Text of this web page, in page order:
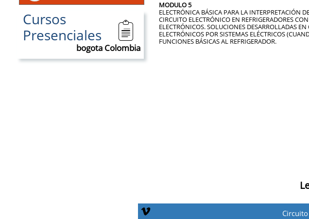
Cursos
Presenciales
bogota Colombia

MODULO 5
ELECTRÓNICA BÁSICA PARA LA INTERPRETACIÓN
CIRCUITO ELECTRÓNICO EN REFRIGERADORES
ELECTRÓNICOS. SOLUCIONES DESARROLLADAS
ELECTRÓNICOS POR SISTEMAS ELÉCTRICOS
FUNCIONES BÁSICAS AL REFRIGERADOR.
